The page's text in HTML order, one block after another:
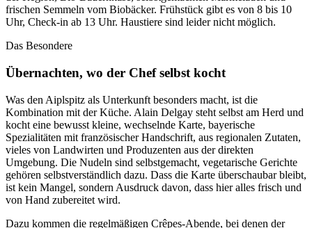
frischen Semmeln vom Biobäcker. Frühstück gibt es von 8 bis 10
Uhr, Check-in ab 13 Uhr. Haustiere sind leider nicht möglich.
Das Besondere
Übernachten, wo der Chef selbst kocht
Was den Aiplspitz als Unterkunft besonders macht, ist die
Kombination mit der Küche. Alain Delgay steht selbst am Herd und
kocht eine bewusst kleine, wechselnde Karte, bayerische
Spezialitäten mit französischer Handschrift, aus regionalen Zutaten,
vieles von Landwirten und Produzenten aus der direkten
Umgebung. Die Nudeln sind selbstgemacht, vegetarische Gerichte
gehören selbstverständlich dazu. Dass die Karte überschaubar bleibt,
ist kein Mangel, sondern Ausdruck davon, dass hier alles frisch und
von Hand zubereitet wird.
Dazu kommen die regelmäßigen Crêpes-Abende, bei denen der